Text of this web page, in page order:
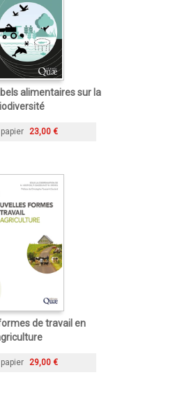
alimentaires sur la
23,00 €
de travail en
29,00 €